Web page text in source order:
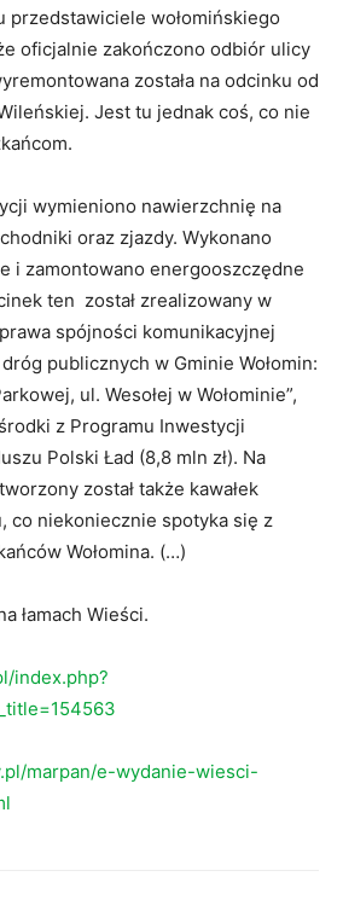
przedstawiciele wołomińskiego
oficjalnie zakończono odbiór ulicy
została na odcinku od
Jest tu jednak coś, co nie
wymieniono nawierzchnię na
oraz zjazdy. Wykonano
i zamontowano energooszczędne
ten został zrealizowany w
spójności komunikacyjnej
publicznych w Gminie Wołomin:
ul. Wesołej w Wołominie”,
z Programu Inwestycji
Polski Ład (8,8 mln zł). Na
został także kawałek
co niekoniecznie spotyka się z
Wołomina. (…)
łamach Wieści.
index.php?
marpan/e-wydanie-wiesci-